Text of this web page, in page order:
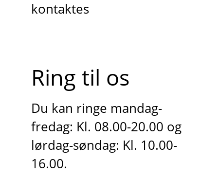
kontaktes
Ring til os
Du kan ringe mandag-
fredag: Kl. 08.00-20.00 og
lørdag-søndag: Kl. 10.00-
16.00.